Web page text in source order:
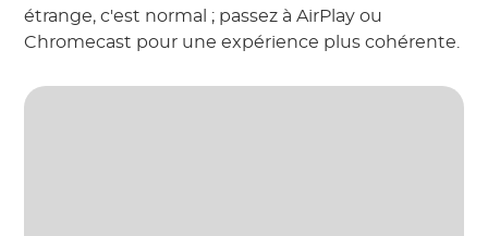
étrange, c'est normal ; passez à AirPlay ou
Chromecast pour une expérience plus cohérente.